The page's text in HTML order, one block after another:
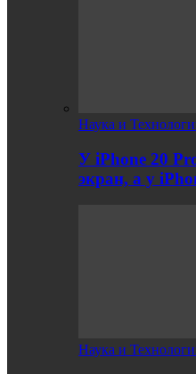
Наука и
У iPhone 20
экран, а у
Наука и